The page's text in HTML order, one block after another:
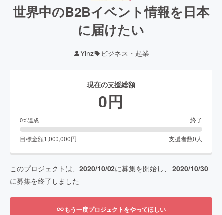
世界中のB2Bイベント情報を日本
に届けたい
Yinz ビジネス・起業
現在の支援総額
0円
0%達成 終了
目標金額1,000,000円 支援者数0 人
このプロジェクトは、 2020/10/02に募集を開始し、 2020/10/30
に募集を終了しました
もう一度プロジェクトをやってほしい